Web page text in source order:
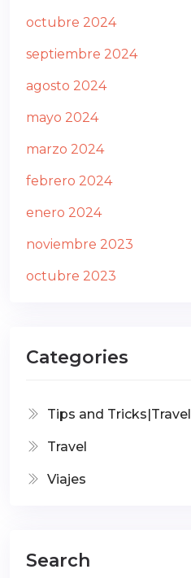
octubre 2024
septiembre 2024
agosto 2024
mayo 2024
marzo 2024
febrero 2024
enero 2024
noviembre 2023
octubre 2023
Categories
Tips and Tricks|Travel
Travel
Viajes
Search